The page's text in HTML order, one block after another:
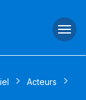
Acteurs